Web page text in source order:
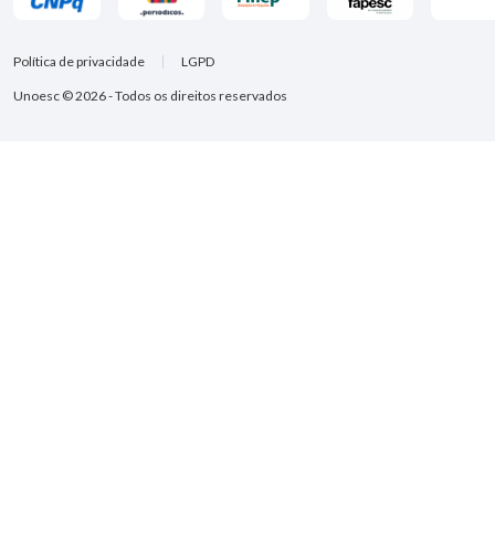
Unoesc © 2026 - Todos os direitos reservados
Política de privacidade LGPD